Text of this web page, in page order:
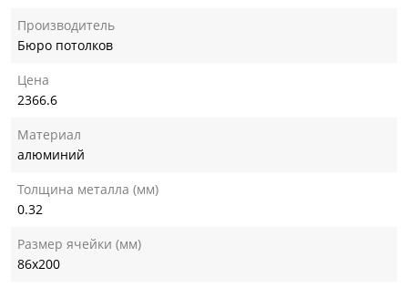
Производитель
Бюро потолков
Цена
2366.6
Материал
алюминий
Толщина металла (мм)
0.32
Размер ячейки (мм)
86х200